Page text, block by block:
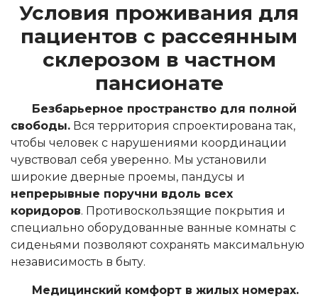
Условия проживания для
пациентов с рассеянным
склерозом в частном
пансионате
Безбарьерное пространство для полной
свободы. Вся территория спроектирована так,
чтобы человек с нарушениями координации
чувствовал себя уверенно. Мы установили
широкие дверные проемы, пандусы и
непрерывные поручни вдоль всех
коридоров. Противоскользящие покрытия и
специально оборудованные ванные комнаты с
сиденьями позволяют сохранять максимальную
независимость в быту.
Медицинский комфорт в жилых номерах.